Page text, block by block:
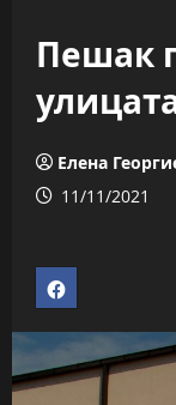
Пешак
Елена
11/11/2021